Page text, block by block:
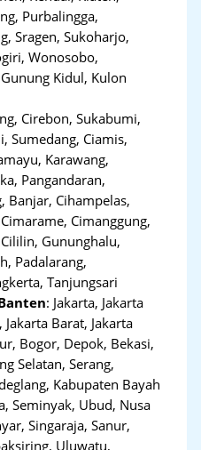
Purbalingga,
Sragen, Sukoharjo,
Wonosobo,
Kidul, Kulon
Cirebon, Sukabumi,
Sumedang, Ciamis,
Karawang,
Pangandaran,
Banjar, Cihampelas,
Cimanggung,
Gununghalu,
Padalarang,
Tanjungsari
: Jakarta, Jakarta
Jakarta Barat, Jakarta
Bogor, Depok, Bekasi,
Selatan, Serang,
Kabupaten Bayah
Seminyak, Ubud, Nusa
Singaraja, Sanur,
Uluwatu,